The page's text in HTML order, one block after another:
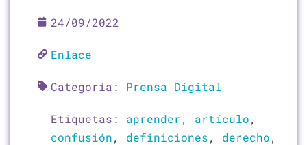
24/09/2022
Enlace
Categoría: Prensa Digital
Etiquetas: aprender, artículo,
confusión, definiciones, derecho,